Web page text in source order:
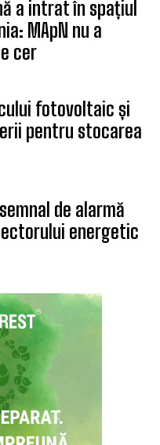
a intrat în spațiul
MApN nu a
cer
fotovoltaic și
pentru stocarea
de alarmă
energetic